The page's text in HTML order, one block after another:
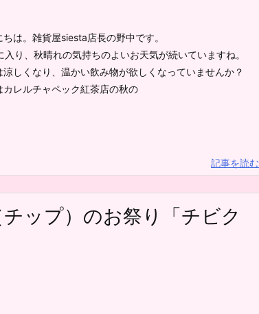
ちは。雑貨屋siesta店長の野中です。
入り、秋晴れの気持ちのよいお天気が続いていますね。
涼しくなり、温かい飲み物が欲しくなっていませんか？
カレルチャペック紅茶店の秋の
記事を読む
ップ）のお祭り「チビク